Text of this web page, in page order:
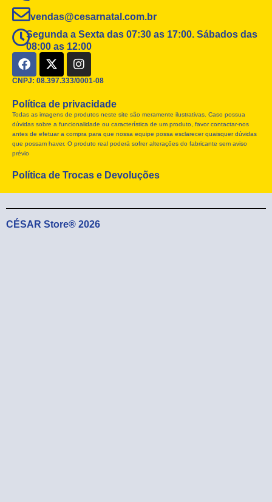
vendas@cesarnatal.com.br
Segunda a Sexta das 07:30 as 17:00. Sábados das
08:00 as 12:00
F
a
c
b
o
o
k
X
-
t
i
t
t
e
I
n
s
a
g
r
a
CNPJ: 08.397.333/0001-08
Política de privacidade
Todas as imagens de produtos neste site são meramente ilustrativas. Caso possua
dúvidas sobre a funcionalidade ou característica de um produto, favor contactar-nos
antes de efetuar a compra para que nossa equipe possa esclarecer quaisquer dúvidas
que possam haver. O produto real poderá sofrer alterações do fabricante sem aviso
prévio
Política de Trocas e Devoluções
CÉSAR Store® 2026